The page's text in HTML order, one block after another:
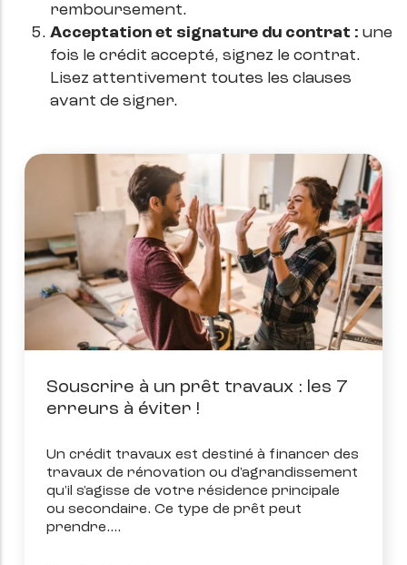
remboursement.
Acceptation et signature du contrat : une
fois le crédit accepté, signez le contrat.
Lisez attentivement toutes les clauses
avant de signer.
Souscrire à un prêt travaux : les 7
erreurs à éviter !
Un crédit travaux est destiné à financer des
travaux de rénovation ou d'agrandissement
qu'il s'agisse de votre résidence principale
ou secondaire. Ce type de prêt peut
prendre.